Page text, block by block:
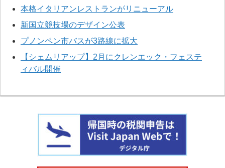
本格イタリアンレストランがリニューアル
新国立競技場のデザイン公表
プノンペン市バスが3路線に拡大
【シェムリアップ】2月にクレンエック・フェステ
ィバル開催